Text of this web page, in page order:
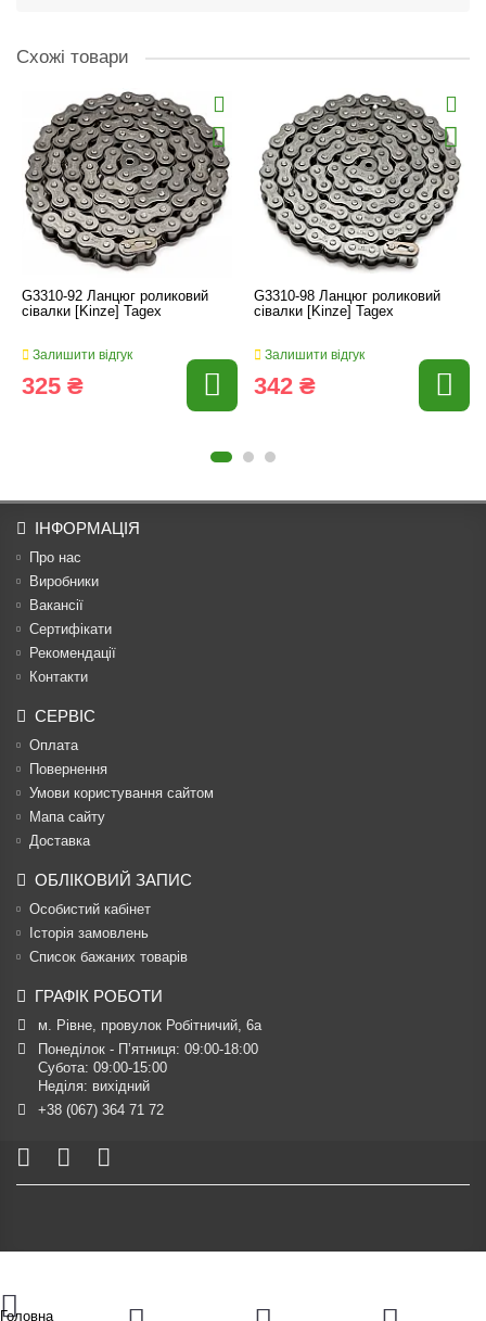
Схожі товари
G3310-92 Ланцюг роликовий
сівалки [Kinze] Tagex
Залишити відгук
325 ₴
G3310-98 Ланцюг роликовий
сівалки [Kinze] Tagex
Залишити відгук
342 ₴
ІНФОРМАЦІЯ
Про нас
Виробники
Вакансії
Сертифікати
Рекомендації
Контакти
СЕРВІС
Оплата
Повернення
Умови користування сайтом
Мапа сайту
Доставка
ОБЛІКОВИЙ ЗАПИС
Особистий кабінет
Історія замовлень
Список бажаних товарів
ГРАФІК РОБОТИ
м. Рівне, провулок Робітничий, 6а
Понеділок - П’ятниця: 09:00-18:00
Субота: 09:00-15:00
Неділя: вихідний
+38 (067) 364 71 72
Головна